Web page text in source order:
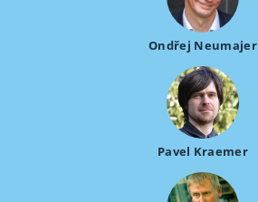
Ondřej Neumajer
Pavel Kraemer